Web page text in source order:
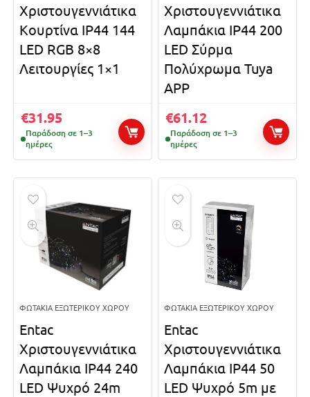
Χριστουγεννιάτικα
Κουρτίνα IP44 144
LED RGB 8×8
Λειτουργίες 1×1
€31.95
Παράδοση σε 1–3
ημέρες
Χριστουγεννιάτικα
Λαμπάκια IP44 200
LED Σύρμα
Πολύχρωμα Tuya
APP
€61.12
Παράδοση σε 1–3
ημέρες
ΦΩΤΆΚΙΑ ΕΞΩΤΕΡΙΚΟΎ ΧΏΡΟΥ
Entac
Χριστουγεννιάτικα
Λαμπάκια IP44 240
LED Ψυχρό 24m
ΦΩΤΆΚΙΑ ΕΞΩΤΕΡΙΚΟΎ ΧΏΡΟΥ
Entac
Χριστουγεννιάτικα
Λαμπάκια IP44 50
LED Ψυχρό 5m με